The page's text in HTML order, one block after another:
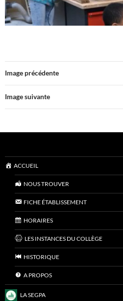
Image précédente
Image suivante
ACCUEIL
NOUS TROUVER
FICHE ÉTABLISSEMENT
HORAIRES
LES INSTANCES DU COLLÈGE
HISTORIQUE
A PROPOS
LA SEGPA